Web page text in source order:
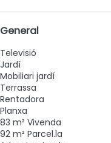
General
Televisió
Jardí
Mobiliari jardí
Terrassa
Rentadora
Planxa
83 m² Vivenda
92 m² Parcel.la